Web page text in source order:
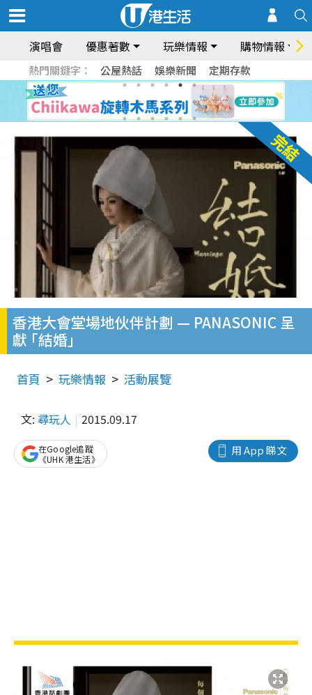
演唱會 優惠著數 玩樂情報 購物情報
熱門關鍵字： 公屋熱話 娛樂新聞 定期存款
香港大會堂場地伙伴計劃 — PANASONIC 呈
獻 ｢結婚｣
首頁 玩樂情報 活動展覽
文: 尋玩人 2015.09.17
用 App 睇文
在Google追蹤
《UHK 港生活》